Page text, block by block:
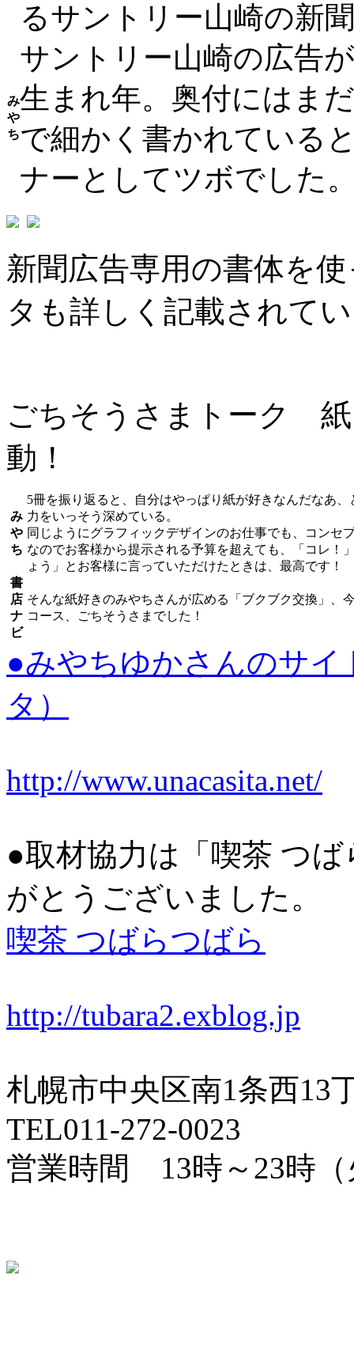
るサントリー山崎の新
み
や
ち
サントリー山崎の広告
生まれ年。奥付にはま
で細かく書かれている
ナーとしてツボでした
新聞広告専用の書体を
タも詳しく記載されて
ごちそうさまトーク
動！
み
や
ち
5冊を振り返ると、自分はやっぱり紙が好きなんだなあ
力をいっそう深めている。
同じようにグラフィックデザインのお仕事でも、コンセ
なのでお客様から提示される予算を超えても、「コレ！
ょう」とお客様に言っていただけたときは、最高です！
書
店
ナ
ビ
そんな紙好きのみやちさんが広める「ブクブク交換」、
コース、ごちそうさまでした！
●みやちゆかさんのサイ
タ）
http://www.unacasita.net/
●取材協力は「喫茶 つ
がとうございました。
喫茶 つばらつばら
http://tubara2.exblog.jp
札幌市中央区南1条西13
TEL011-272-0023
営業時間 13時～23時（